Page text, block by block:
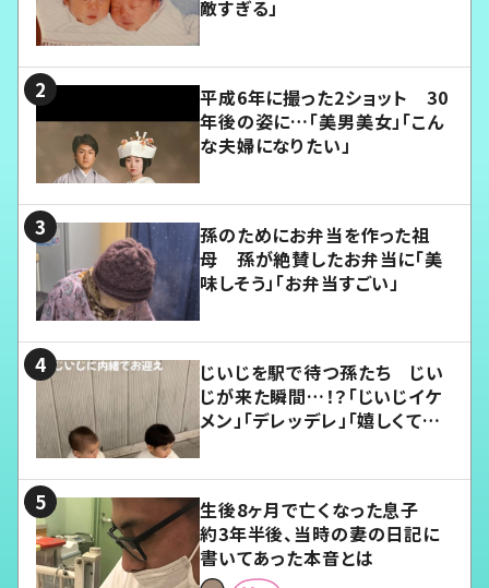
敵すぎる」
平成6年に撮った2ショット 30
年後の姿に…「美男美女」「こん
な夫婦になりたい」
孫のためにお弁当を作った祖
母 孫が絶賛したお弁当に「美
味しそう」「お弁当すごい」
じいじを駅で待つ孫たち じい
じが来た瞬間…！？「じいじイケ
メン」「デレッデレ」「嬉しくて可
生後8ヶ月で亡くなった息子
約3年半後、当時の妻の日記に
書いてあった本音とは